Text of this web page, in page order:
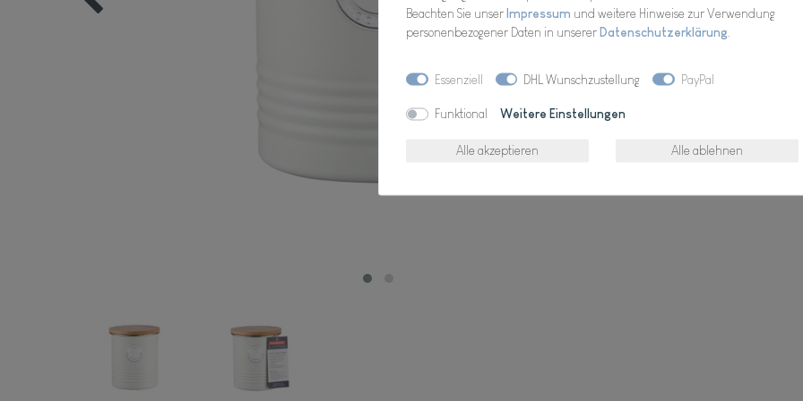
* inkl. ges. MwSt. zzgl.
Beachten Sie unserImpressum und weitere Hinweise zur Verwendung
personenbezogener Daten in unsererDaten­schutz­erklärung
Essenziell DHL Wunschzustellung PayPal
Funktional Weitere Einstellungen
Alle akzeptieren Alle ablehnen